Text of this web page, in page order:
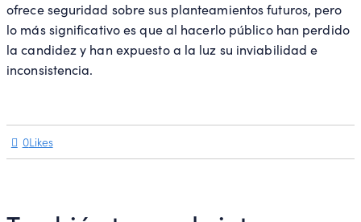
ofrece seguridad sobre sus planteamientos futuros, pero
lo más significativo es que al hacerlo público han perdido
la candidez y han expuesto a la luz su inviabilidad e
inconsistencia.
0Likes